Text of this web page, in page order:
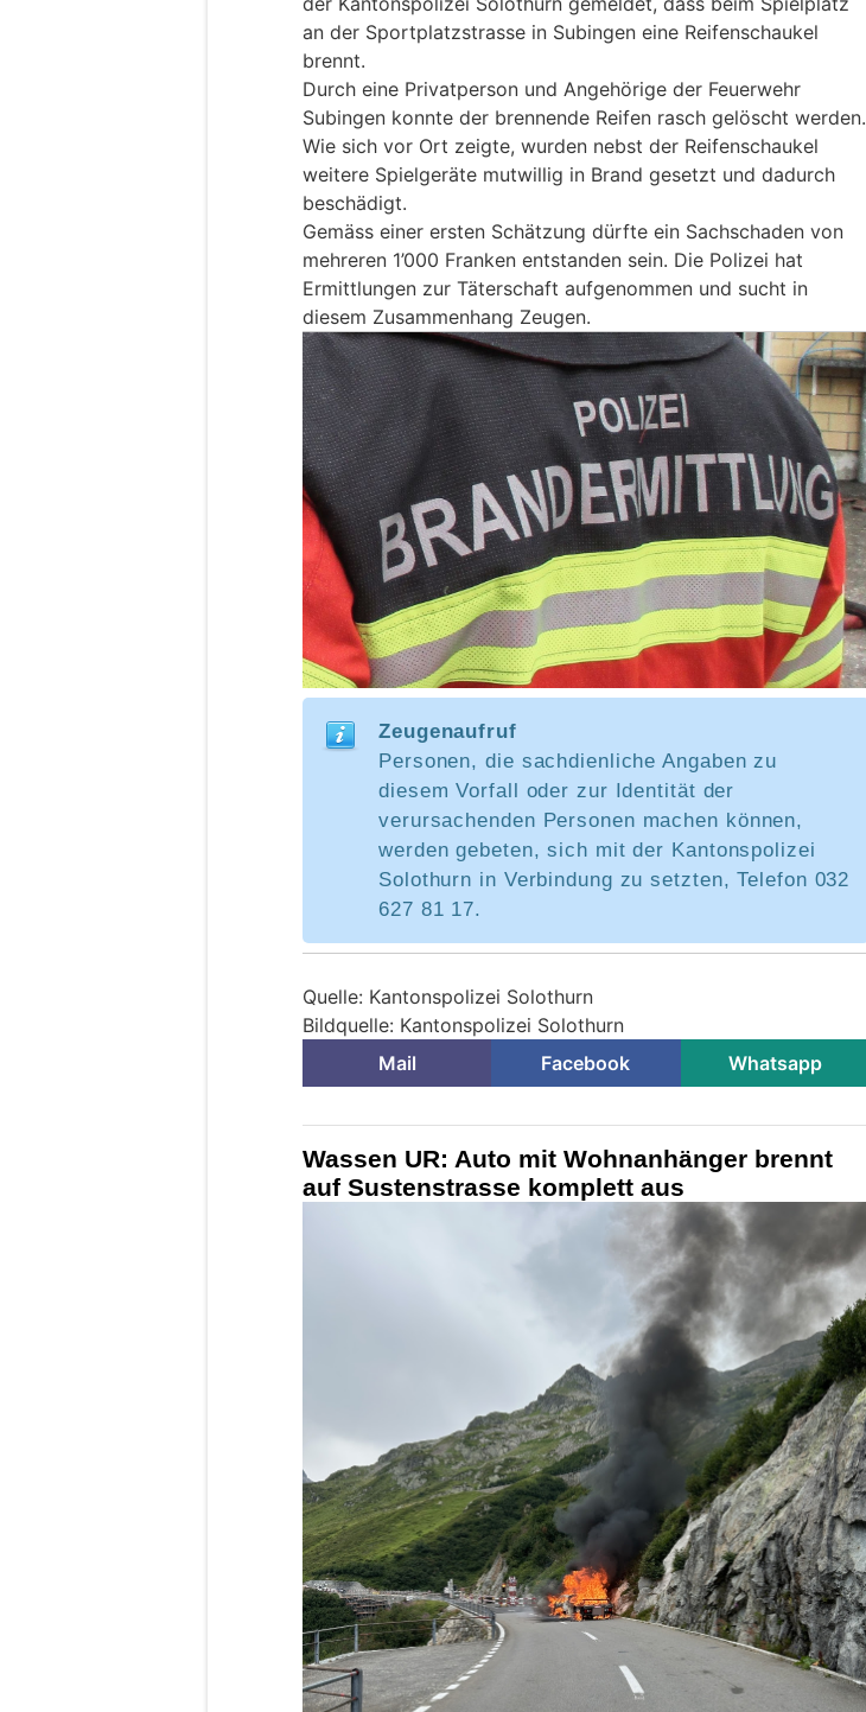
an der Sportplatzstrasse in Subingen eine Reifenschaukel
brennt.
Durch eine Privatperson und Angehörige der Feuerwehr
Subingen konnte der brennende Reifen rasch gelöscht werden.
Wie sich vor Ort zeigte, wurden nebst der Reifenschaukel
weitere Spielgeräte mutwillig in Brand gesetzt und dadurch
beschädigt.
Gemäss einer ersten Schätzung dürfte ein Sachschaden von
mehreren 1’000 Franken entstanden sein. Die Polizei hat
Ermittlungen zur Täterschaft aufgenommen und sucht in
diesem Zusammenhang Zeugen.
Zeugenaufruf
Personen, die sachdienliche Angaben zu
diesem Vorfall oder zur Identität der
verursachenden Personen machen können,
werden gebeten, sich mit der Kantonspolizei
Solothurn in Verbindung zu setzten, Telefon 032
627 81 17.
Quelle: Kantonspolizei Solothurn
Bildquelle: Kantonspolizei Solothurn
Mail
Facebook Whatsapp
Wassen UR: Auto mit Wohnanhänger brennt
auf Sustenstrasse komplett aus